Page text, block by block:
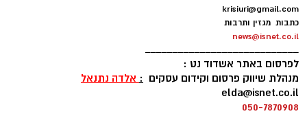
עקבתי אחרי הליגה בישראל ואני יודע שזו ליגה
טובה". ולאוהדי מכבי אשדוד אמר: "נגיע מוכנים לכל
משחק כדי לתת את הטוב ביותר. אני מחכה כבר
לפגוש אתכם במגרש".
krisiuri@gmail.com
כתבות מגזין ותרבות
news@isnet.co.il
____________________________
לפרסום באתר אשדוד נט :
מנהלת שיווק פרסום וקידום עסקים : אלדה נתנאל
elda@isnet.co.il
050-7870908